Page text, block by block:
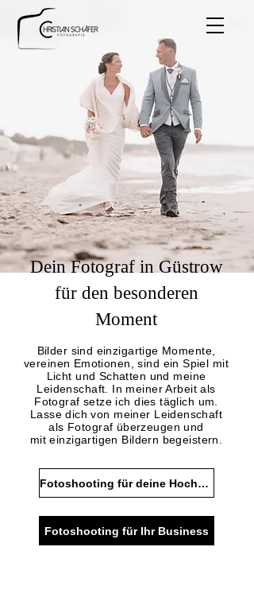
Dein Fotograf in Güstrow
für den besonderen
Moment
Bilder sind einzigartige Momente,
vereinen Emotionen, sind ein Spiel mit
Licht und Schatten und meine
Leidenschaft. In meiner Arbeit als
Fotograf setze ich dies täglich um
Lasse dich von meiner Leidenschaft
als Fotograf überzeugen und
miteinzigartigen Bildern begeistern.
Fotoshooting für deine Hochzeit
Fotoshooting für Ihr Business